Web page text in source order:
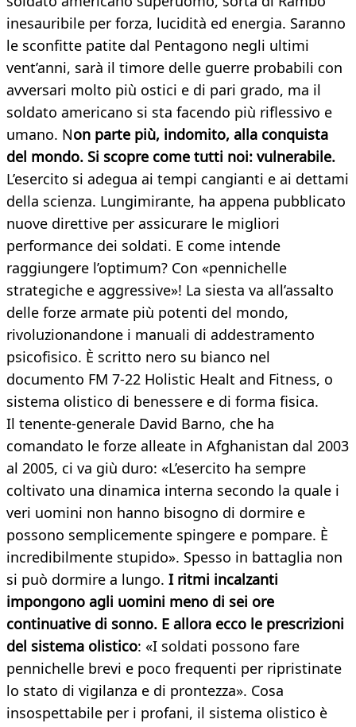
inesauribile per forza, lucidità ed energia. Saranno
le sconfitte patite dal Pentagono negli ultimi
vent’anni, sarà il timore delle guerre probabili con
avversari molto più ostici e di pari grado, ma il
soldato americano si sta facendo più riflessivo e
umano. Non parte più, indomito, alla conquista
del mondo. Si scopre come tutti noi: vulnerabile.
L’esercito si adegua ai tempi cangianti e ai dettami
della scienza. Lungimirante, ha appena pubblicato
nuove direttive per assicurare le migliori
performance dei soldati. E come intende
raggiungere l’optimum? Con «pennichelle
strategiche e aggressive»! La siesta va all’assalto
delle forze armate più potenti del mondo,
rivoluzionandone i manuali di addestramento
psicofisico. È scritto nero su bianco nel
documento FM 7-22 Holistic Healt and Fitness, o
sistema olistico di benessere e di forma fisica.
Il tenente-generale David Barno, che ha
comandato le forze alleate in Afghanistan dal 2003
al 2005, ci va giù duro: «L’esercito ha sempre
coltivato una dinamica interna secondo la quale i
veri uomini non hanno bisogno di dormire e
possono semplicemente spingere e pompare. È
incredibilmente stupido». Spesso in battaglia non
si può dormire a lungo. I ritmi incalzanti
impongono agli uomini meno di sei ore
continuative di sonno. E allora ecco le prescrizioni
del sistema olistico: «I soldati possono fare
pennichelle brevi e poco frequenti per ripristinate
lo stato di vigilanza e di prontezza». Cosa
insospettabile per i profani, il sistema olistico è